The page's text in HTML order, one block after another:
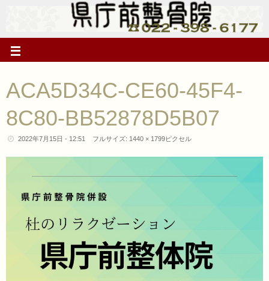
ACA5D34C-CE60-45F4-
8C80-BB52878D5B07
2022年7月15日 - 12:51 フルサイズ: 1440 × 1799ピクセル